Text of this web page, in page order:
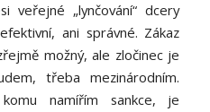
veřejné „lynčování“ dcery
ani správné. Zákaz
možný, ale zločinec je
třeba mezinárodním.
namířím sankce, je